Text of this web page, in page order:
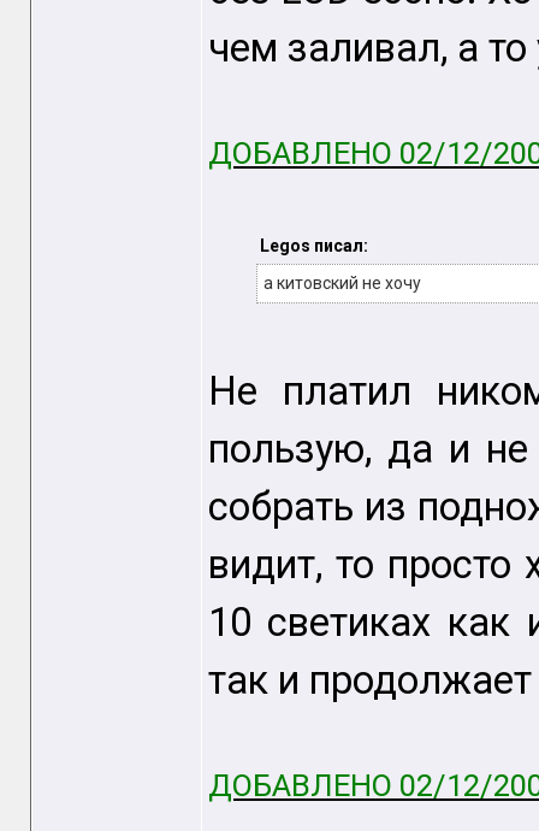
чем заливал, а
ДОБАВЛЕНО 02/12/
Legos писал:
а китовский не хочу
Не платил
пользую, да и
собрать из
видит, то
10 светиках
так и продолжает
ДОБАВЛЕНО 02/12/